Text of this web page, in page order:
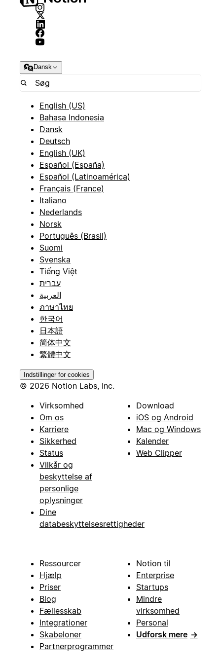
Dansk
English (US)
Bahasa Indonesia
Dansk
Deutsch
English (UK)
Español (España)
Español (Latinoamérica)
Français (France)
Italiano
Nederlands
Norsk
Português (Brasil)
Suomi
Svenska
Tiếng Việt
עברית
العربية
ภาษาไทย
한국어
日本語
简体中文
繁體中文
Indstillinger for cookies
© 2026 Notion Labs, Inc.
Virksomhed
Om os
Karriere
Sikkerhed
Status
Vilkår og
beskyttelse af
personlige
oplysninger
Dine
databeskyttelsesrettigheder
Download
iOS og Android
Mac og Windows
Kalender
Web Clipper
Ressourcer
Hjælp
Priser
Blog
Fællesskab
Integrationer
Skabeloner
Partnerprogrammer
Notion til
Enterprise
Startups
Mindre
virksomhed
Personal
Udforsk mere →